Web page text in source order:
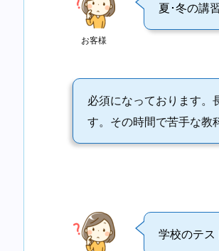
お客様
夏･冬の講
必須になっております。
す。その時間で苦手な教
学校のテス